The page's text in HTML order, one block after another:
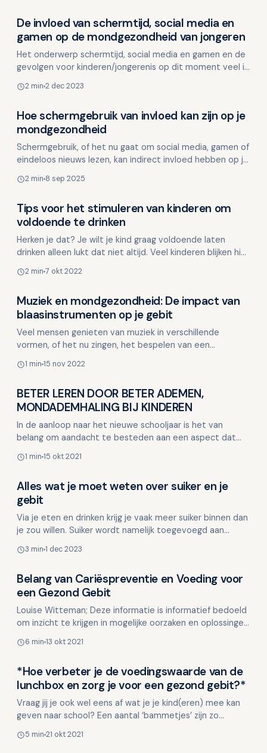
Kinderen en mondgezondheid
De invloed van schermtijd, social media en
gamen op de mondgezondheid van jongeren
Het onderwerp schermtijd, social media en gamen en de
gevolgen voor kinderen/jongerenis op dit moment veel in
2 min 2 dec 2023
Kinderen en mondgezondheid
Hoe schermgebruik van invloed kan zijn op je
mondgezondheid
Schermgebruik, of het nu gaat om social media, gamen of
eindeloos nieuws lezen, kan indirect invloed hebben op je
2 min 8 sep 2025
Kinderen en mondgezondheid
Tips voor het stimuleren van kinderen om
voldoende te drinken
Herken je dat? Je wilt je kind graag voldoende laten
drinken alleen lukt dat niet altijd. Veel kinderen blijken hier
2 min 7 okt 2022
Kinderen en mondgezondheid
Muziek en mondgezondheid: De impact van
blaasinstrumenten op je gebit
Veel mensen genieten van muziek in verschillende
vormen, of het nu zingen, het bespelen van een
over he…
1 min 15 nov 2022
Kinderen en mondgezondheid
BETER LEREN DOOR BETER ADEMEN,
MONDADEMHALING BIJ KINDEREN
In de aanloop naar het nieuwe schooljaar is het van
belang om aandacht te besteden aan een aspect dat
onderzoe…
1 min 15 okt 2021
Kinderen en mondgezondheid
Alles wat je moet weten over suiker en je
gebit
Via je eten en drinken krijg je vaak meer suiker binnen dan
je zou willen. Suiker wordt namelijk toegevoegd aan
3 min 1 dec 2023
Kinderen en mondgezondheid
Belang van Cariëspreventie en Voeding voor
een Gezond Gebit
Louise Witteman; Deze informatie is informatief bedoeld
om inzicht te krijgen in mogelijke oorzaken en oplossingen.
6 min 13 okt 2021
Kinderen en mondgezondheid
*Hoe verbeter je de voedingswaarde van de
lunchbox en zorg je voor een gezond gebit?*
Vraag jij je ook wel eens af wat je je kind(eren) mee kan
geven naar school? Een aantal ‘bammetjes’ zijn zo
5 min 21 okt 2021